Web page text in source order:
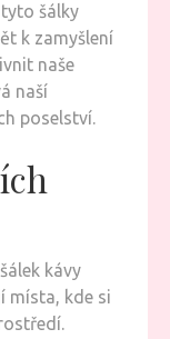
tyto šálky
k zamyšlení
naše
naší
poselství.
kávy
místa, kde si